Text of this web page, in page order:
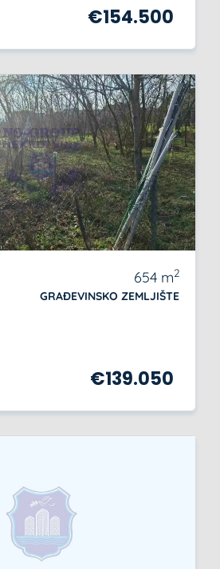
€154.500
654 m2
GRAĐEVINSKO ZEMLJIŠTE
€139.050